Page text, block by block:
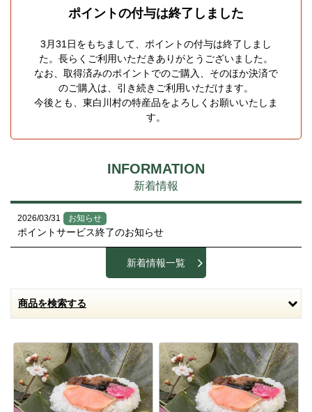
ポイントの付与は終了しました
3月31日をもちまして、ポイントの付与は終了しまし
た。 長らくご利用いただきありがとうございました。
なお、取得済みのポイントでのご購入、そのほか決済で
のご購入は、 引き続きご利用いただけます。
今後とも、東白川村の特産品をよろしくお願いいたしま
す。
INFORMATION
新着情報
2026/03/31 お知らせ
ポイントサービス終了のお知らせ
新着情報一覧
商品を検索する